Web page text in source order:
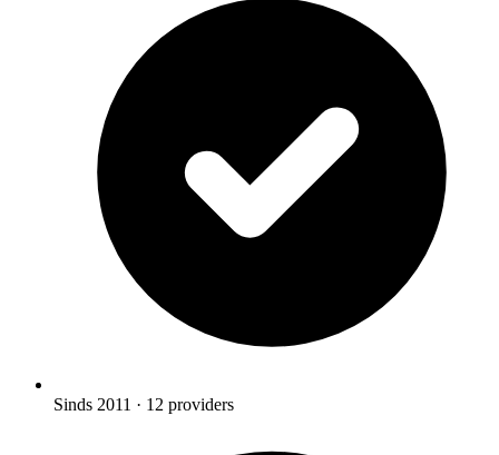
Sinds 2011 · 12 providers